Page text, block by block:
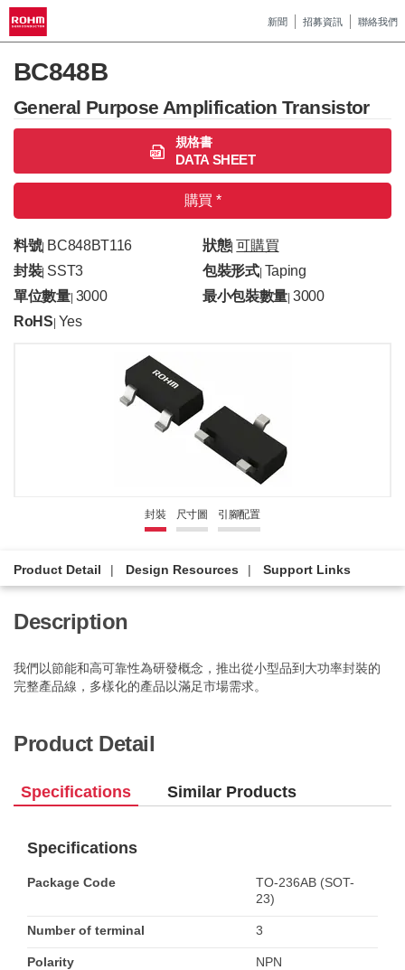
新聞 招募資訊 聯絡我們
BC848B
General Purpose Amplification Transistor
規格書
DATA SHEET
購買 *
料號| BC848BT116 狀態| 可購買
封裝| SST3 包裝形式| Taping
單位數量| 3000 最小包裝數量 |3000
RoHS Yes
封裝 尺寸圖 引腳配置
Product Detail Design Resources Support Links
Description
我們以節能和高可靠性為研發概念，推出從小型品到大功率封裝的
完整產品線，多樣化的產品以滿足市場需求。
Product Detail
Specifications Similar Products
Specifications
Package Code
TO-236AB (SOT-
23)
Number of terminal 3
Polarity NPN